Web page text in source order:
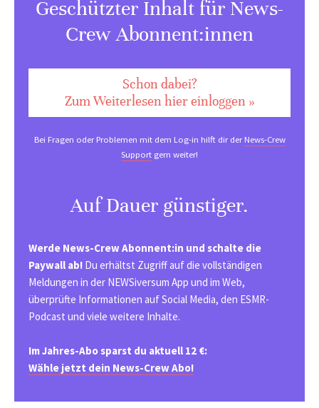
Geschützter Inhalt für News-
Crew Abonnent:innen
Schon dabei?
Zum Weiterlesen hier einloggen »
Bei Fragen oder Problemen mit dem Log-in hilft dir derNews-Crew
Support gern weiter!
Auf Dauer günstiger.
Werde News-Crew Abonnent:in und schalte die
Paywall ab! Du erhältst Zugriff auf die vollständigen
Meldungen in der NEWSiversum App und im Web,
überprüfte Informationen auf Social Media, den ESMR-
Podcast und viele weitere Inhalte.
Im Jahres-Abo sparst du aktuell 12 €:
Wähle jetzt dein News-Crew Abo!